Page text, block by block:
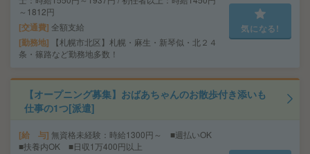
～1812円
交通費 全額支給
勤務地
【札幌市北区】札幌・麻生・新琴似・北２４
条・篠路など勤務地多数！
気になる!
【オープニング募集】おばあちゃんのお散歩付き添いも
仕事の1つ[派遣]
給 与 無資格未経験：時給1300円～ ■週払いOK
■扶養内OK ■日収1万400円以上